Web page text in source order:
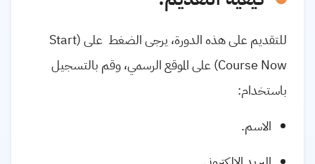
للتقديم على هذه الدورة، يرجى الضغط على (Start
Course Now) على الموقع الرسمي، وقم بالتسجيل
باستخدام:
الاسم.